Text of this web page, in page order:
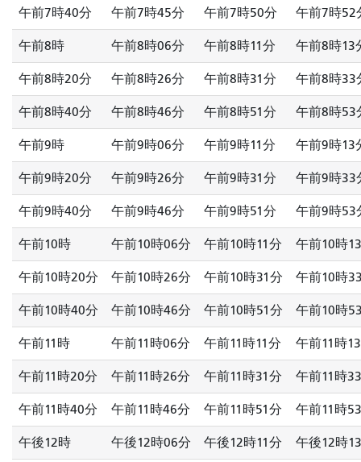
午前7時40分 午前7時45分 午前7時50分 午前7時52
午前8時 午前8時06分 午前8時11分 午前8時13
午前8時20分 午前8時26分 午前8時31分 午前8時33
午前8時40分 午前8時46分 午前8時51分 午前8時53
午前9時 午前9時06分 午前9時11分 午前9時13
午前9時20分 午前9時26分 午前9時31分 午前9時33
午前9時40分 午前9時46分 午前9時51分 午前9時53
午前10時 午前10時06分 午前10時11分 午前10時
午前10時20分 午前10時26分 午前10時31分 午前10時
午前10時40分 午前10時46分 午前10時51分 午前10時
午前11時 午前11時06分 午前11時11分 午前11時
午前11時20分 午前11時26分 午前11時31分 午前11時
午前11時40分 午前11時46分 午前11時51分 午前11時
午後12時 午後12時06分 午後12時11分 午後12時